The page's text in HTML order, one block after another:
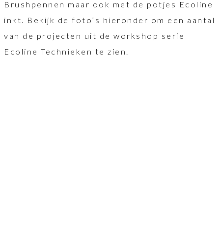
Brushpennen maar ook met de potjes Ecoline
inkt. Bekijk de foto’s hieronder om een aantal
van de projecten uit de workshop serie
Ecoline Technieken te zien.